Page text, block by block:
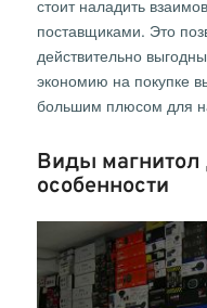
стоит наладить
поставщиками. Это
действительно
экономию на покупке
большим плюсом для
Виды магнитол
особенности